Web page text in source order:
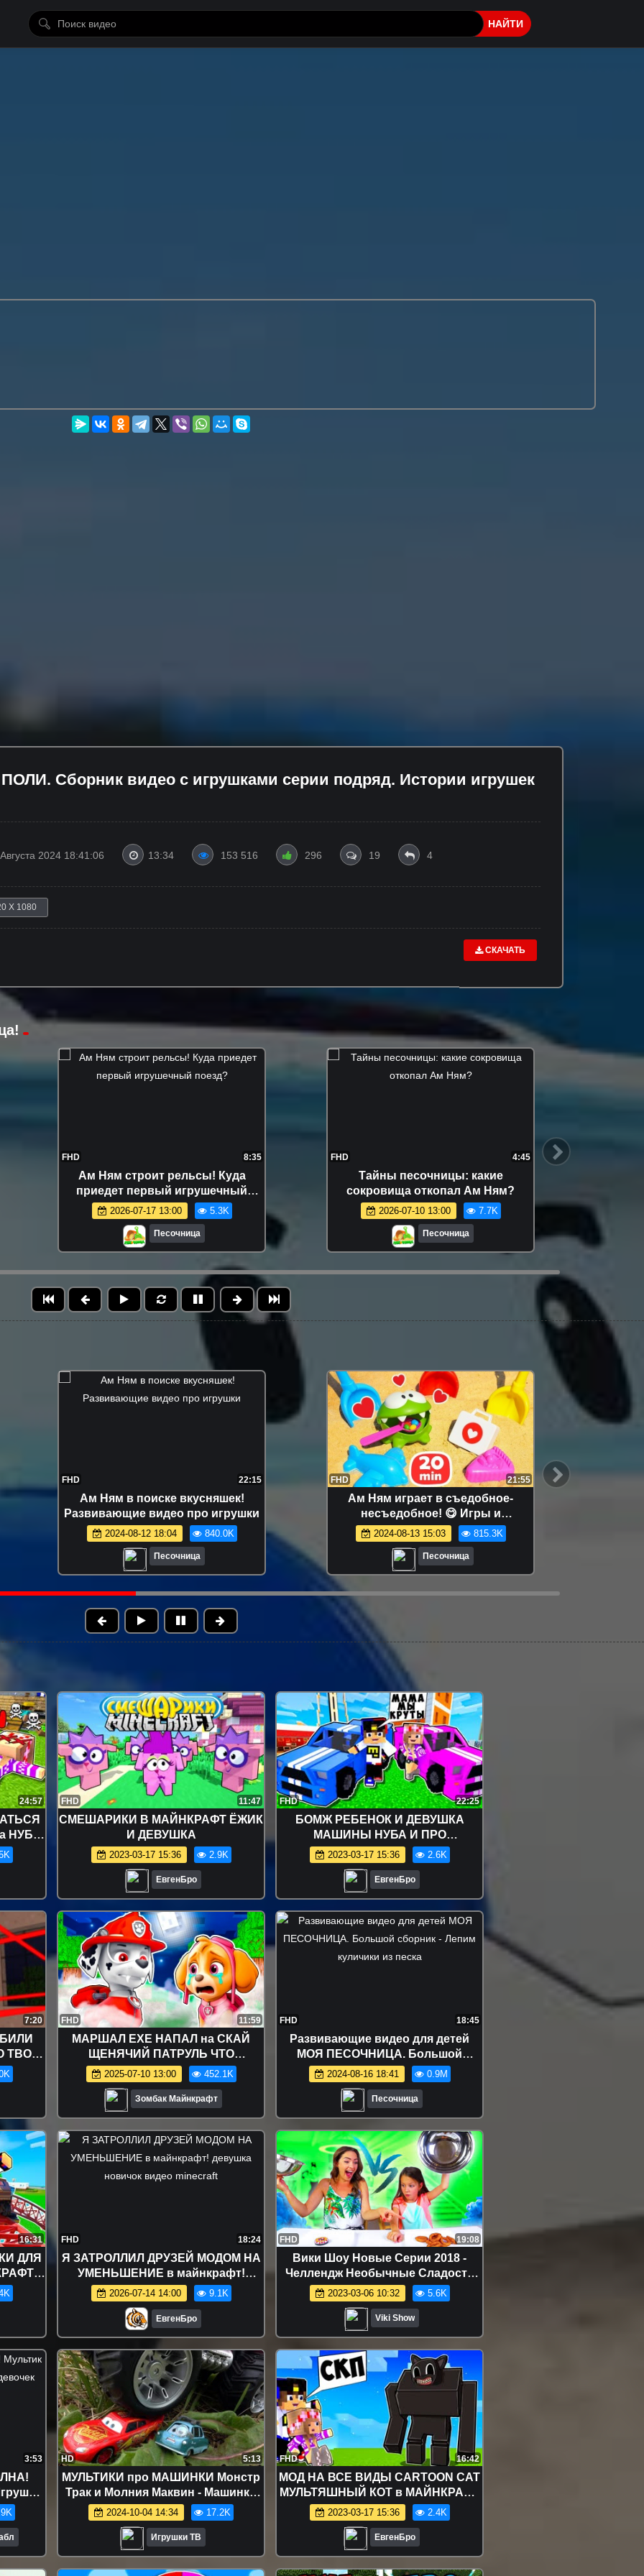
НАЙТИ
Сборник видео с игрушками серии подряд. Истории игрушек
2024 18:41:06 13:34 153 516 296 19 4
X 1080
СКАЧАТЬ
FHD 8:35
Ам Ням строит рельсы! Куда
приедет первый игрушечный
поезд?
2026-07-17 13:00 5.3K
Песочница
FHD 4:45
Тайны песочницы: какие
сокровища откопал Ам Ням?
2026-07-10 13:00 7.7K
Песочница
21:55
и
игрушки
21:60
Машинки лепят куличики! Строим
цветной замок - Видео для детей
про игры с песком. Песочница
2024-08-13 15:08 753.4K
FHD
Маша Капуки и игрушки на пляже -
Развивающее видео для малышей
2024-08-16 18:41
24:57
НУБ И
FHD 11:47
СМЕШАРИКИ В МАЙНКРАФТ ЁЖИК
И ДЕВУШКА
2023-03-17 15:36 2.9K
ЕвгенБро
FHD 22:25
БОМЖ РЕБЕНОК И ДЕВУШКА
МАШИНЫ НУБА И ПРО
ВЫЖИВАНИЕ БОМЖА!
МАЙНКРАФТ В РЕАЛЬНОЙ ЖИЗНИ
ВИДЕО ТРОЛЛИНГ
2023-03-17 15:36 2.6K
ЕвгенБро
7:20
ТВОЙ
В
FHD 11:59
МАРШАЛ EXE НАПАЛ на СКАЙ
ЩЕНЯЧИЙ ПАТРУЛЬ ЧТО
СЛУЧИЛОСЬ в МАЙНКРАФТ
2025-07-10 13:00 452.1K
Зомбак Майнкрафт
FHD 18:45
Развивающие видео для детей
МОЯ ПЕСОЧНИЦА. Большой
сборник - Лепим куличики из песка
2024-08-16 18:41 0.9M
Песочница
16:31
ДЛЯ
В
FHD 18:24
Я ЗАТРОЛЛИЛ ДРУЗЕЙ МОДОМ НА
УМЕНЬШЕНИЕ в майнкрафт!
девушка новичок видео minecraft
2026-07-14 14:00 9.1K
ЕвгенБро
FHD 19:08
Вики Шоу Новые Серии 2018 -
Челлендж Необычные Сладости
против Продуктов Challenge // Вики
Шоу
2023-03-06 10:32 5.6K
Viki Show
3:53 HD 5:13
МУЛЬТИКИ про МАШИНКИ Монстр
Трак и Молния Маквин - Машинки
из мультфильм для детей ТАЧКИ 3
2024-10-04 14:34 17.2K
Игрушки ТВ
FHD 16:42
МОД НА ВСЕ ВИДЫ CARTOON CAT
МУЛЬТЯШНЫЙ КОТ в МАЙНКРАФТ
НО ДЕВУШКА НУБ И ПРО ВИДЕО
ТРОЛЛИНГ MINECRAFT
2023-03-17 15:36 2.4K
ЕвгенБро